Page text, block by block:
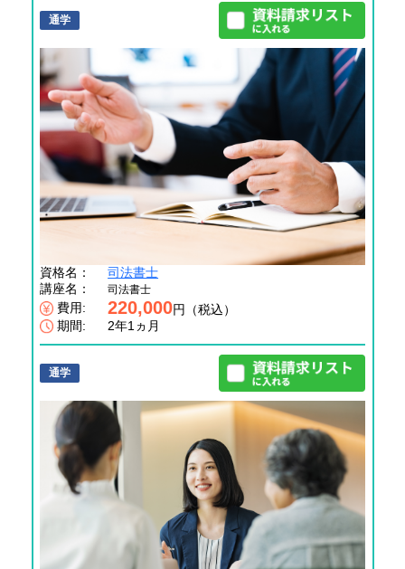
通学
資格名：
司法書士
講座名：
司法書士
費用: 220,000円（税込）
期間:
2年1ヵ月
通学